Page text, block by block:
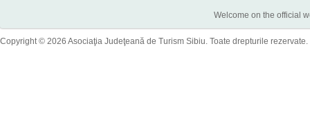
Welcome on the official
Copyright © 2026 Asociaţia Judeţeană de Turism Sibiu. Toate drepturile rezervate.